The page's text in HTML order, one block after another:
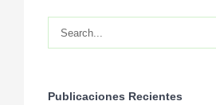
Search
for:
Publicaciones Recientes